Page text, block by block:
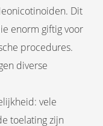
Dit
enorm giftig voor
procedures.
diverse
vele
toelating zijn